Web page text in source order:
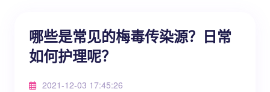
哪些是常见的梅毒传染源？日常
如何护理呢？
2021-12-03 17:45:26